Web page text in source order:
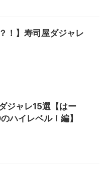
！】寿司屋ダジャレ
ジャレ15選【はー
ハイレベル！編】